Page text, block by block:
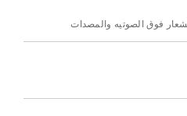
فوق الصوتيه والمصدات